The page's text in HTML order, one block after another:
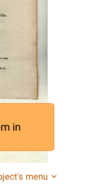
in
menu